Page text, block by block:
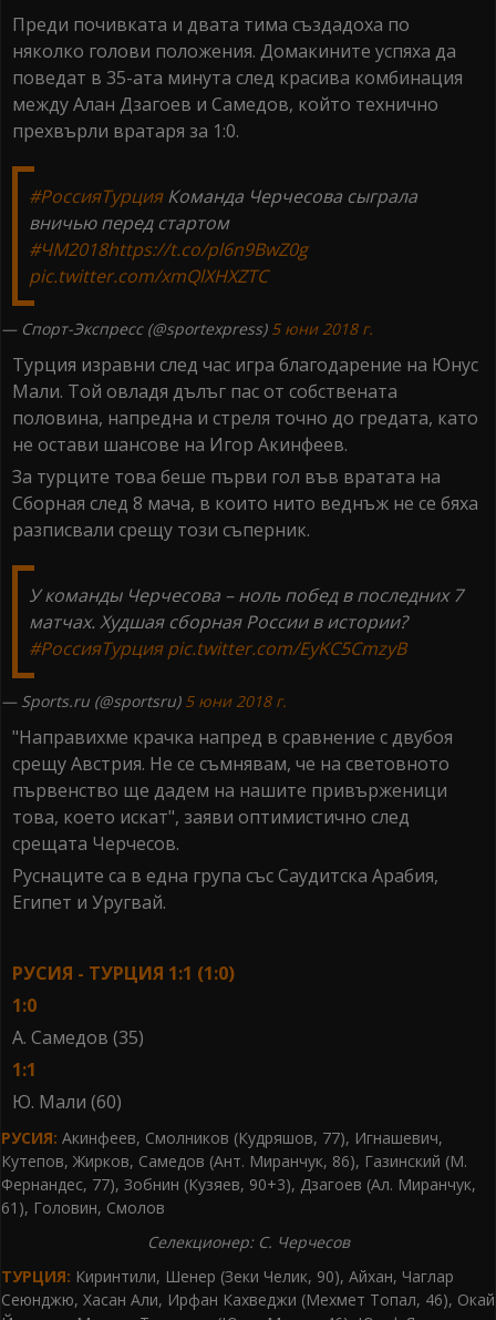
Преди почивката и двата тима създадоха по
няколко голови положения. Домакините успяха да
поведат в 35-ата минута след красива комбинация
между Алан Дзагоев и Самедов, който технично
прехвърли вратаря за 1:0.
#РоссияТурцияКоманда Черчесова сыграла
вничью перед стартом
#ЧМ2018https://t.co/pl6n9BwZ0g
pic.twitter.com/xmQlXHXZTC
— Спорт-Экспресс (@sportexpress) 5 юни 2018 г.
Турция изравни след час игра благодарение на Юнус
Мали. Той овладя дълъг пас от собствената
половина, напредна и стреля точно до гредата, като
не остави шансове на Игор Акинфеев.
За турците това беше първи гол във вратата на
Сборная след 8 мача, в които нито веднъж не се бяха
разписвали срещу този съперник.
У команды Черчесова – ноль побед в последних 7
матчах. Худшая сборная России в истории?
#РоссияТурция pic.twitter.com/EyKC5CmzyB
— Sports.ru (@sportsru) 5 юни 2018 г.
"Направихме крачка напред в сравнение с двубоя
срещу Австрия. Не се съмнявам, че на световното
първенство ще дадем на нашите привърженици
това, което искат", заяви оптимистично след
срещата Черчесов.
Руснаците са в една група със Саудитска Арабия,
Египет и Уругвай.
РУСИЯ - ТУРЦИЯ 1:1 (1:0)
1:0
А. Самедов (35)
1:1
Ю. Мали (60)
РУСИЯ: Акинфеев, Смолников (Кудряшов, 77), Игнашевич,
Кутепов, Жирков, Самедов (Ант. Миранчук, 86), Газинский (М.
Фернандес, 77), Зобнин (Кузяев, 90+3), Дзагоев (Ал. Миранчук,
61), Головин, Смолов
Селекционер: С. Черчесов
ТУРЦИЯ: Киринтили, Шенер (Зеки Челик, 90), Айхан, Чаглар
Сеюнджю, Хасан Али, Ирфан Кахведжи (Мехмет Топал, 46), Окай